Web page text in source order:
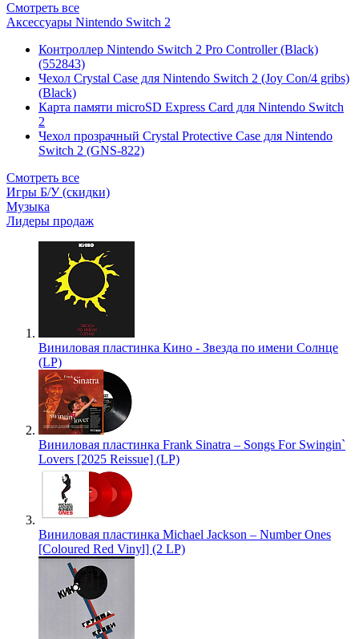
Смотреть все
Аксессуары Nintendo Switch 2
Контроллер Nintendo Switch 2 Pro Controller (Black)
(552843)
Чехол Сrystal Сase для Nintendo Switch 2 (Joy Con/4 gribs)
(Black)
Карта памяти microSD Express Card для Nintendo Switch
2
Чехол прозрачный Crystal Protective Case для Nintendo
Switch 2 (GNS-822)
Смотреть все
Игры Б/У (скидки)
Музыка
Лидеры продаж
Виниловая пластинка Кино - Звезда по имени Солнце
(LP)
Виниловая пластинка Frank Sinatra – Songs For Swingin`
Lovers [2025 Reissue] (LP)
Виниловая пластинка Michael Jackson – Number Ones
[Coloured Red Vinyl] (2 LP)